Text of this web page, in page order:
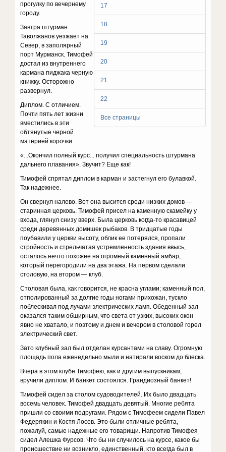
17
18
19
20
21
22
Все страницы
прогулку по вечернему
городу.
Завтра штурман
Таволжанов уезжает на
Север, в заполярный
порт Мурманск. Тимофей
достал из внутреннего
кармана пиджака черную
книжку. Осторожно
развернул.
Диплом. С отличием.
Почти пять лет жизни
вместились в эти
обтянутые черной
материей корочки.
«...Окончил полный курс... получил специальность штурмана
дальнего плавания». Звучит? Еще как!
Тимофей спрятал диплом в карман и застегнул его булавкой.
Так надежнее.
Он свернул налево. Вот она высится среди низких домов —
старинная церковь. Тимофей присел на каменную скамейку у
входа, глянул снизу вверх. Была церковь когда-то красавицей
среди деревянных домишек рыбаков. В тридцатые годы
поубавили у церкви высоту, облик ее потерялся, пропали
стройность и стрельчатая устремленность здания ввысь,
осталось нечто похожее на огромный каменный амбар,
который перегородили на два этажа. На первом сделали
столовую, на втором — клуб.
Столовая была, как говорится, не красна углами; каменный пол,
отполированный за долгие годы ногами прихожан, тускло
поблескивал под лучами электрических ламп. Обеденный зал
оказался таким обширным, что света от узких, высоких окон
явно не хватало, и поэтому и днем и вечером в столовой горел
электрический свет.
Зато клубный зал был отделан курсантами на славу. Огромную
площадь пола еженедельно мыли и натирали воском до блеска.
Вчера в этом клубе Тимофею, как и другим выпускникам,
вручили диплом. И банкет состоялся. Грандиозный банкет!
Тимофей сидел за столом судоводителей. Их было двадцать
восемь человек. Тимофей двадцать девятый. Многие ребята
пришли со своими подругами. Рядом с Тимофеем сидели Павел
Федерякин и Костя Лосев. Это были отличные ребята,
пожалуй, самые надежные его товарищи. Напротив Тимофея
сидел Алешка Фурсов. Что бы ни случилось на курсе, какое бы
происшествие ни возникло, единственный, кто всегда был в